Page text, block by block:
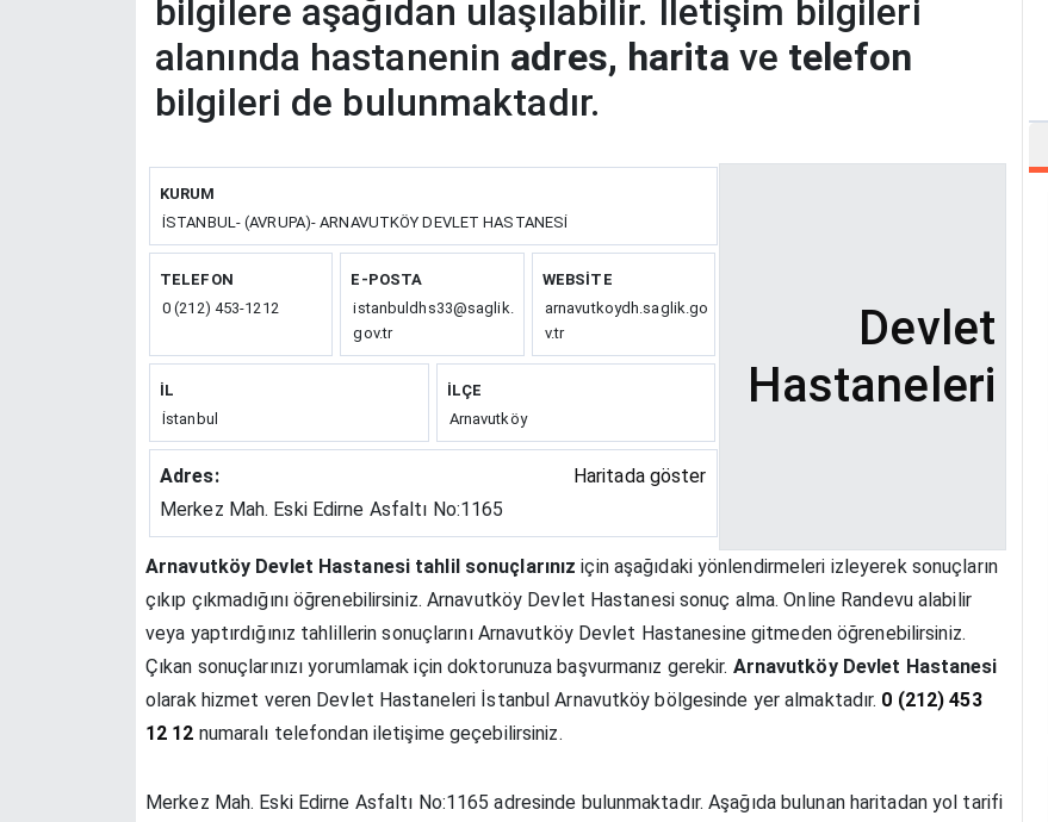
bilgilere aşağıdan ulaşılabilir. İletişim bilgileri
alanında hastanenin adres, harita ve telefon
bilgileri de bulunmaktadır.
KURUM
İSTANBUL- (AVRUPA)- ARNAVUTKÖY DEVLET HASTANESİ
TELEFON
0 (212) 453-1212
E-POSTA
istanbuldhs33@saglik.
gov.tr
WEBSITE
arnavutkoydh.saglik.go
v.tr
İL
İstanbul
İLÇE
Arnavutköy
Adres:
Haritada göster
Merkez Mah. Eski Edirne Asfaltı No:1165
Devlet
Hastaneleri
Arnavutköy Devlet Hastanesi tahlil sonuçlarınız için aşağıdaki yönlendirmeleri izleyerek sonuçların
çıkıp çıkmadığını öğrenebilirsiniz. Arnavutköy Devlet Hastanesi sonuç alma. Online Randevu alabilir
veya yaptırdığınız tahlillerin sonuçlarını Arnavutköy Devlet Hastanesine gitmeden öğrenebilirsiniz.
Çıkan sonuçlarınızı yorumlamak için doktorunuza başvurmanız gerekir. Arnavutköy Devlet Hastanesi
olarak hizmet veren Devlet Hastaneleri İstanbul Arnavutköy bölgesinde yer almaktadır. 0 (212) 453
12 12 numaralı telefondan iletişime geçebilirsiniz.
Merkez Mah. Eski Edirne Asfaltı No:1165 adresinde bulunmaktadır. Aşağıda bulunan haritadan yol tarifi